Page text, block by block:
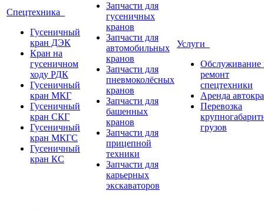
Спецтехника
Гусеничный
кран ДЭК
Кран на
гусеничном
ходу РДК
Гусеничный
кран МКГ
Гусеничный
кран СКГ
Гусеничный
кран МКГС
Гусеничный
кран КС
Запчасти для
гусеничных
кранов
Запчасти для
автомобильных
кранов
Запчасти для
пневмоколёсных
кранов
Запчасти для
башенных
кранов
Запчасти для
прицепной
техники
Запчасти для
карьерных
экскаваторов
Услуги
Обслуживание
ремонт
спецтехники
Аренда
Перевозка
грузов